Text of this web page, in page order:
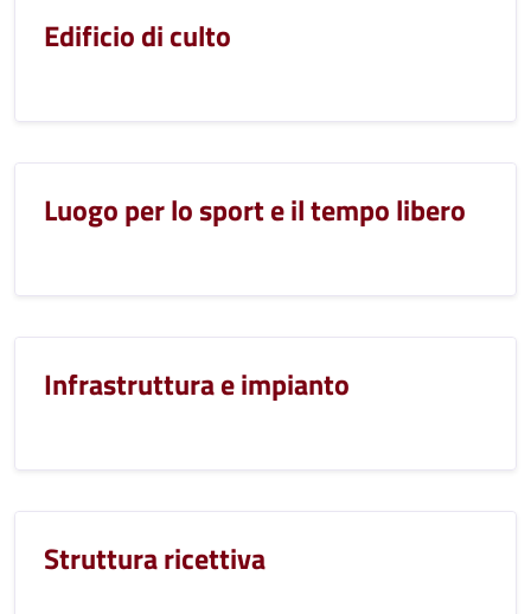
Edificio di culto
Luogo per lo sport e il tempo libero
Infrastruttura e impianto
Struttura ricettiva